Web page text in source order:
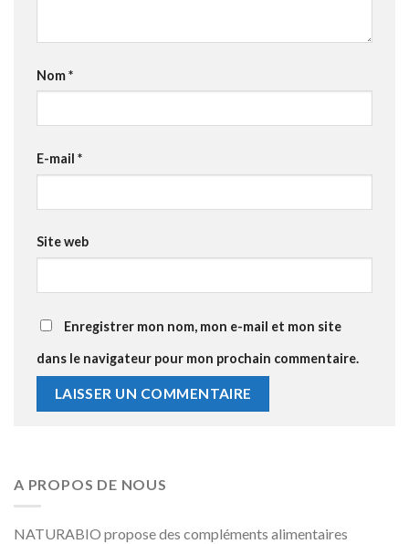
Nom*
E-mail *
Site web
Enregistrer mon nom, mon e-mail et mon site
dans le navigateur pour mon prochain commentaire.
A PROPOS DE NOUS
NATURABIO propose des compléments alimentaires